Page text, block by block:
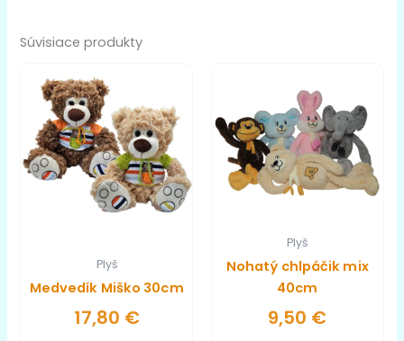
Súvisiace produkty
Plyš
Medvedík Miško 30cm
17,80 €
Plyš
Nohatý chlpáčik mix
40cm
9,50 €